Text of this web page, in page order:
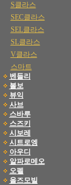
S클라스
SEC클라스
SEL클라스
SL클라스
V클라스
스마트
벤들리
볼보
뷰익
사브
스바루
스즈키
시보레
시트로엥
아우디
알파로메오
오펠
올즈모빌